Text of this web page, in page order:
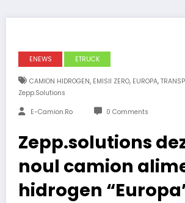
ENEWS ETRUCK
CAMION HIDROGEN, EMISII ZERO, EUROPA,
Zepp.solutions
E-Camion.ro 0 Comments
Zepp.solutions
noul camion
hidrogen